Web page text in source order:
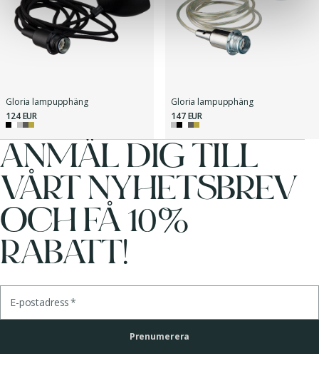
Gloria lampupphäng
124 EUR
Gloria lampupphäng
147 EUR
ANMÄL DIG TILL
VÅRT NYHETSBREV
OCH FÅ 10%
RABATT!
E-postadress*
Prenumerera